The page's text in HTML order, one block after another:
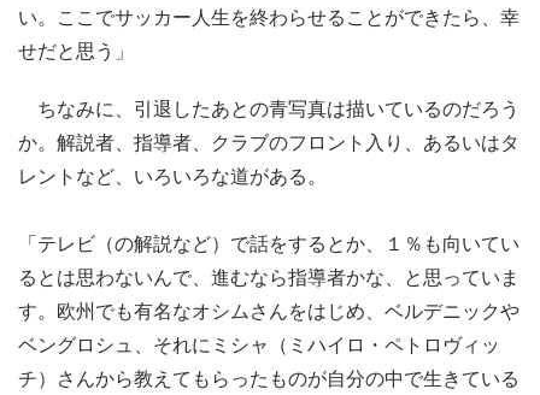
い。ここでサッカー人生を終わらせることができたら、幸
せだと思う」
ちなみに、引退したあとの青写真は描いているのだろう
か。解説者、指導者、クラブのフロント入り、あるいはタ
レントなど、いろいろな道がある。
「テレビ（の解説など）で話をするとか、１％も向いてい
るとは思わないんで、進むなら指導者かな、と思っていま
す。欧州でも有名なオシムさんをはじめ、ベルデニックや
ベングロシュ、それにミシャ（ミハイロ・ペトロヴィッ
チ）さんから教えてもらったものが自分の中で生きている